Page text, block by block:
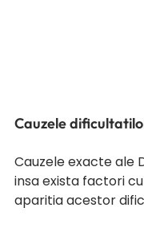
Cauzele
Cauzele exacte ale
insa exista factori
aparitia acestor